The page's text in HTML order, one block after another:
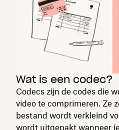
Wat is een codec?
Codecs zijn de codes die
video te comprimeren. Ze
bestand wordt verkleind
wordt uitgepakt wanneer